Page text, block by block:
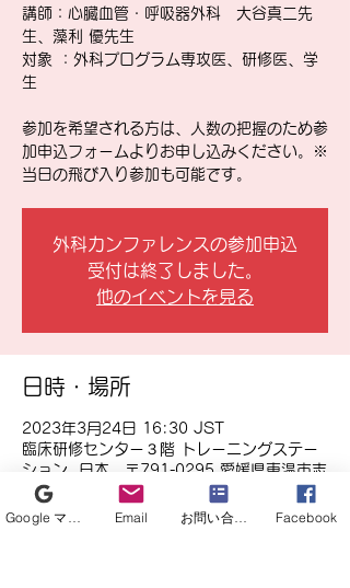
講師：心臓血管・呼吸器外科 大谷真二先
生、藻利 優先生
対象 ：外科プログラム専攻医、研修医、学
生
参加を希望される方は、人数の把握のため参
加申込フォームよりお申し込みください。※
当日の飛び入り参加も可能です。
外科カンファレンスの参加申込
受付は終了しました。
他のイベントを見る
日時・場所
2023年3月24日 16:30 JST
臨床研修センター３階 トレーニングステー
ション, 日本、〒791-0295 愛媛県東温市志
津川４５４
Email お問い合わせフォーム Facebook